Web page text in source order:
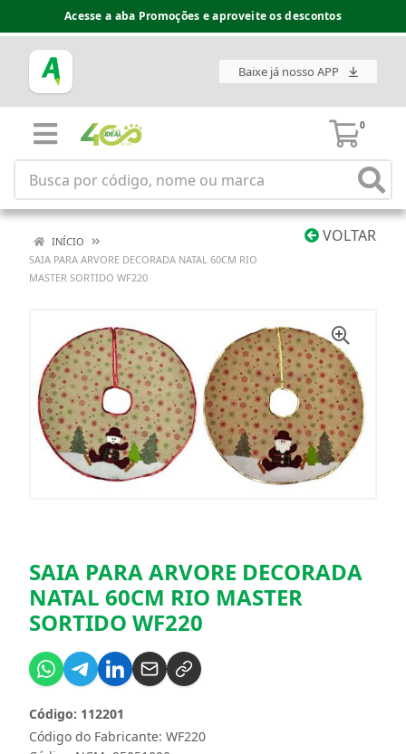
Acesse a aba Promoções e aproveite os descontos
Baixe já nosso APP
0
VOLTAR
INÍCIO
SAIA PARA ARVORE DECORADA NATAL 60CM RIO
MASTER SORTIDO WF220
SAIA PARA ARVORE DECORADA
NATAL 60CM RIO MASTER
SORTIDO WF220
Código do Fabricante: WF220
Código: 112201